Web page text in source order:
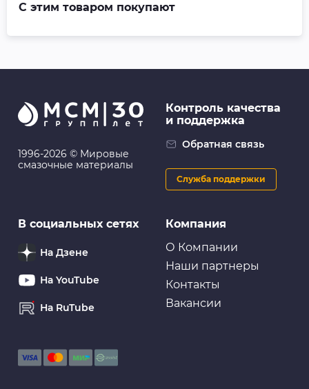
С этим товаром покупают
1996-2026 © Мировые
смазочные материалы
Компания
О Компании
Наши партнеры
Контакты
Вакансии
Контроль качества
и поддержка
Обратная связь
Служба поддержки
В социальных сетях
На Дзене
На YouTube
На RuTube